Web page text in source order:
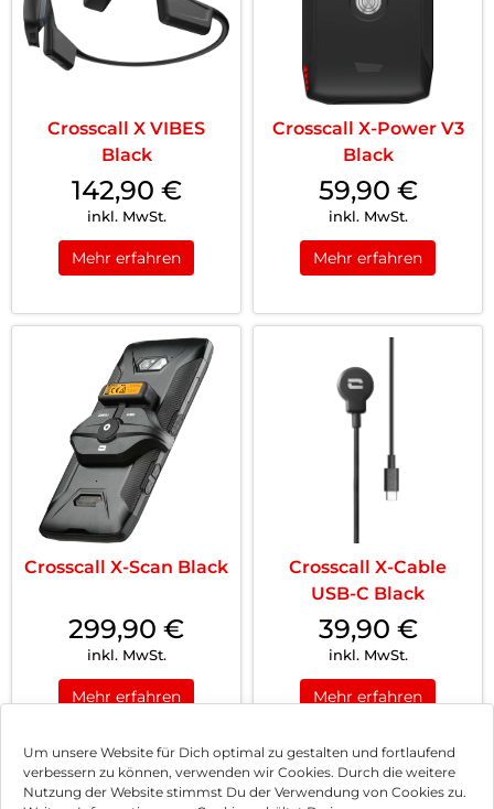
Um unsere Website für Dich optimal zu gestalten und fortlaufend
verbessern zu können, verwenden wir Cookies. Durch die weitere
Nutzung der Website stimmst Du der Verwendung von Cookies zu.
Crosscall X VIBES
Black
142,90 €
inkl. MwSt.
Mehr erfahren
Crosscall X-Power V3
Black
59,90 €
inkl. MwSt.
Mehr erfahren
Crosscall X-Scan Black
299,90 €
inkl. MwSt.
Mehr erfahren
Crosscall X-Cable
USB-C Black
39,90 €
inkl. MwSt.
Mehr erfahren